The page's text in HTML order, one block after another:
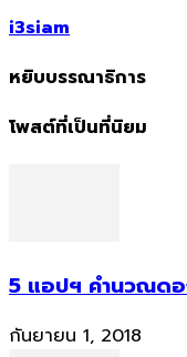
i3siam
หยิบบรรณาธิการ
โพสต์ที่เป็นที่นิยม
5 แอปฯ คำนวณดอ
กันยายน 1, 2018